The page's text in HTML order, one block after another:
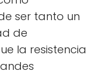
ser tanto un
de
la resistencia